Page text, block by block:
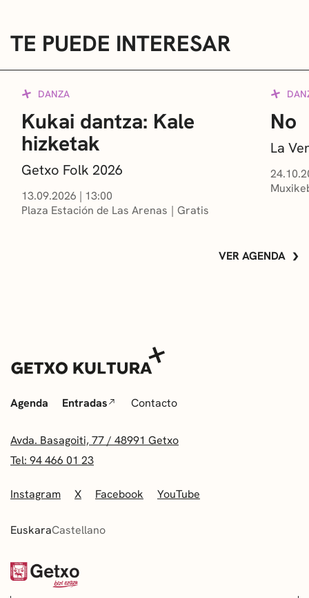
TE PUEDE INTERESAR
DANZA
Kukai dantza: Kale
hizketak
Getxo Folk 2026
13.09.2026 | 13:00
Plaza Estación de Las Arenas
Gratis
No
La
VER AGENDA
Agenda Entradas Contacto
Avda. Basagoiti, 77 / 48991 Getxo
Tel: 94 466 01 23
Instagram X Facebook YouTube
EuskaraCastellano